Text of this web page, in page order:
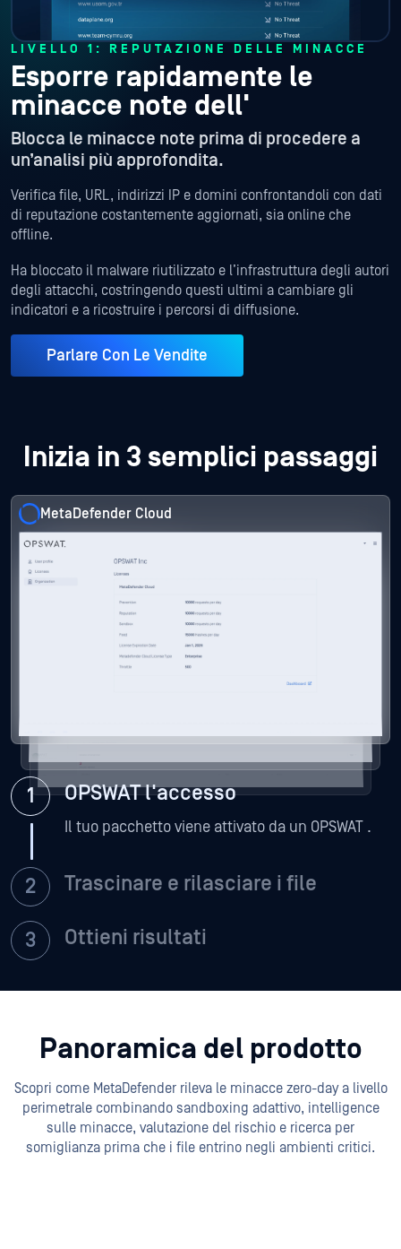
LIVELLO 1: REPUTAZIONE DELLE MINACCE
Esporre rapidamente le
minacce note dell'
Blocca le minacce note prima di procedere a
un’analisi più approfondita.
Verifica file, URL, indirizzi IP e domini confrontandoli con dati
di reputazione costantemente aggiornati, sia online che
offline.
Ha bloccato il malware riutilizzato e l’infrastruttura degli autori
degli attacchi, costringendo questi ultimi a cambiare gli
indicatori e a ricostruire i percorsi di diffusione.
Parlare Con Le Vendite
Inizia in 3 semplici passaggi
OPSWAT l'accesso
Il tuo pacchetto viene attivato da un OPSWAT .
Trascinare e rilasciare i file
Ottieni risultati
MetaDefender Cloud
MetaDefender Cloud
MetaDefender Cloud
Panoramica del prodotto
Scopri come MetaDefender rileva le minacce zero-day a livello
perimetrale combinando sandboxing adattivo, intelligence
sulle minacce, valutazione del rischio e ricerca per
somiglianza prima che i file entrino negli ambienti critici.